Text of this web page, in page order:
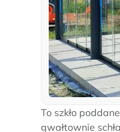
To szkło
gwałtownie